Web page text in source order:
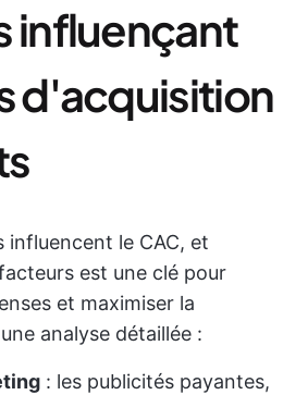
influençant
d'acquisition
influencent le CAC, et
est une clé pour
et maximiser la
analyse détaillée :
: les publicités payantes,